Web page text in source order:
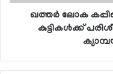
ഖത്തര്‍ ലോക
കുട്ടികള്‍ക്ക്